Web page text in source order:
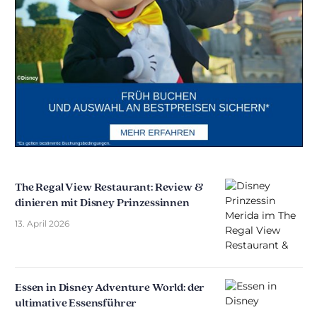
The Regal View Restaurant: Review &
dinieren mit Disney Prinzessinnen
13. April 2026
Essen in Disney Adventure World: der
ultimative Essensführer